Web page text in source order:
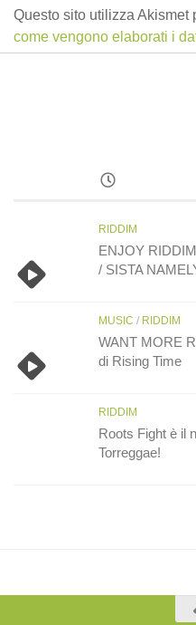
Questo sito utilizza Akismet
come vengono elaborati i
RIDDIM
ENJOY
/ SISTA
MUSIC / RIDDIM
WANT MORE
di Rising Time
RIDDIM
Roots Fight è il
Torreggae!